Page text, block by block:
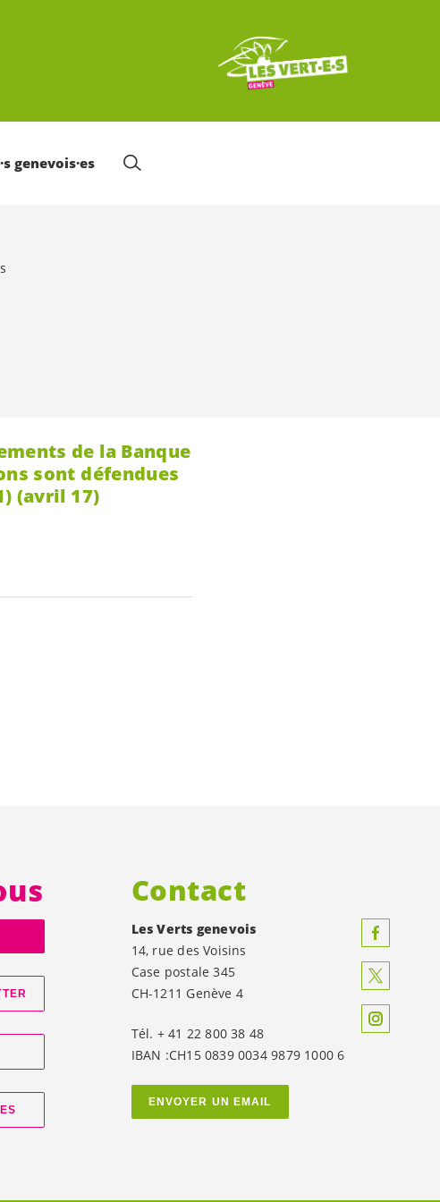
genevois·es
de la Banque
sont défendues
(avril 17)
Contact
Les Verts genevois
14, rue des Voisins
Case postale 345
CH-1211 Genève 4
Tél. + 41 22 800 38 48
IBAN :CH15 0839 0034 9879 1000 6
ENVOYER UN EMAIL